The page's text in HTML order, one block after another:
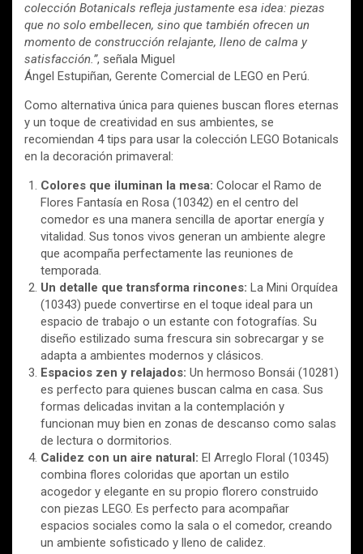
colección Botanicals refleja justamente esa idea: piezas
que no solo embellecen, sino que también ofrecen un
momento de construcción relajante, lleno de calma y
satisfacción.”, señala Miguel
Ángel Estupiñan, Gerente Comercial de LEGO en Perú.
Como alternativa única para quienes buscan flores eternas
y un toque de creatividad en sus ambientes, se
recomiendan 4 tips para usar la colección LEGO Botanicals
en la decoración primaveral:
Colores que iluminan la mesa: Colocar el Ramo de
Flores Fantasía en Rosa (10342) en el centro del
comedor es una manera sencilla de aportar energía y
vitalidad. Sus tonos vivos generan un ambiente alegre
que acompaña perfectamente las reuniones de
temporada.
Un detalle que transforma rincones: La Mini Orquídea
(10343) puede convertirse en el toque ideal para un
espacio de trabajo o un estante con fotografías. Su
diseño estilizado suma frescura sin sobrecargar y se
adapta a ambientes modernos y clásicos.
Espacios zen y relajados: Un hermoso Bonsái (10281)
es perfecto para quienes buscan calma en casa. Sus
formas delicadas invitan a la contemplación y
funcionan muy bien en zonas de descanso como salas
de lectura o dormitorios.
Calidez con un aire natural: El Arreglo Floral (10345)
combina flores coloridas que aportan un estilo
acogedor y elegante en su propio florero construido
con piezas LEGO. Es perfecto para acompañar
espacios sociales como la sala o el comedor, creando
un ambiente sofisticado y lleno de calidez.